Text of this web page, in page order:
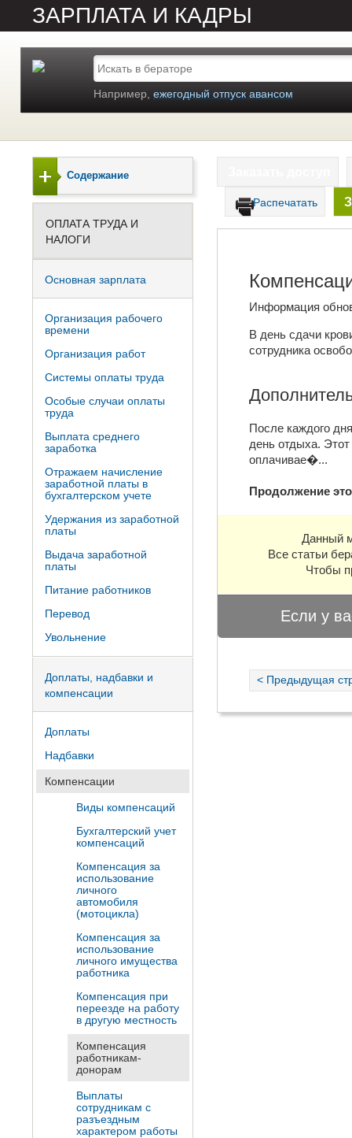
ЗАРПЛАТА И КАДРЫ
Например, ежегодный отпуск авансом
Распечатать
Информация
В день сдачи
сотрудника
После каждого
день отдыха.
оплачивае�...
Продолжение
Данный
Все статьи
Чтобы
Если у
< Предыдущая
Содержание
ОПЛАТА ТРУДА И
НАЛОГИ
Основная зарплата
Организация рабочего
времени
Организация работ
Системы оплаты труда
Особые случаи оплаты
труда
Выплата среднего
заработка
Отражаем начисление
заработной платы в
бухгалтерском учете
Удержания из заработной
платы
Выдача заработной
платы
Питание работников
Перевод
Увольнение
Доплаты, надбавки и
компенсации
Доплаты
Надбавки
Компенсации
Виды компенсаций
Бухгалтерский учет
компенсаций
Компенсация за
использование
личного
автомобиля
(мотоцикла)
Компенсация за
использование
личного имущества
работника
Компенсация при
переезде на работу
в другую местность
Компенсация
работникам-
донорам
Выплаты
сотрудникам с
разъездным
характером работы